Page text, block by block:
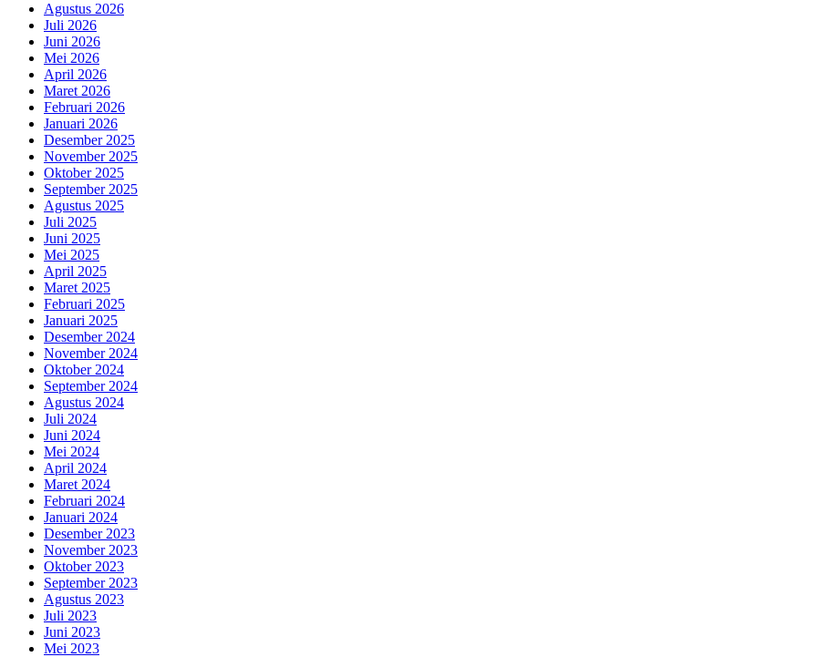
Agustus 2026
Juli 2026
Juni 2026
Mei 2026
April 2026
Maret 2026
Februari 2026
Januari 2026
Desember 2025
November 2025
Oktober 2025
September 2025
Agustus 2025
Juli 2025
Juni 2025
Mei 2025
April 2025
Maret 2025
Februari 2025
Januari 2025
Desember 2024
November 2024
Oktober 2024
September 2024
Agustus 2024
Juli 2024
Juni 2024
Mei 2024
April 2024
Maret 2024
Februari 2024
Januari 2024
Desember 2023
November 2023
Oktober 2023
September 2023
Agustus 2023
Juli 2023
Juni 2023
Mei 2023